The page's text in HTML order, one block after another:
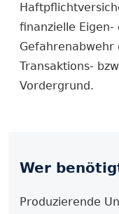
finanzielle
Gefahrenabwehr
Transaktions-
Vordergrund.
Wer
Produzierende